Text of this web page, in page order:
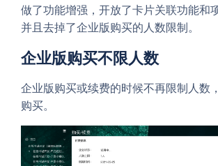
做了功能增强，开放了卡片关联功能和
并且去掉了企业版购买的人数限制。
企业版购买不限人数
企业版购买或续费的时候不再限制人数
购买。